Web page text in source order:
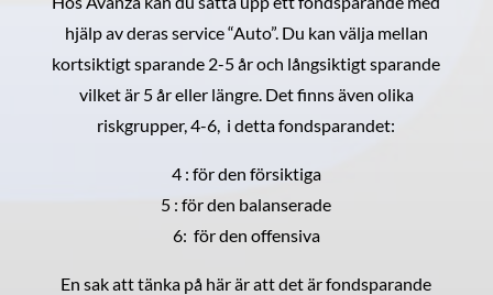
hjälp av deras service “Auto”. Du kan välja mellan
kortsiktigt sparande 2-5 år och långsiktigt sparande
vilket är 5 år eller längre. Det finns även olika
riskgrupper, 4-6, i detta fondsparandet:
4 : för den försiktiga
5 : för den balanserade
6: för den offensiva
En sak att tänka på här är att det är fondsparande